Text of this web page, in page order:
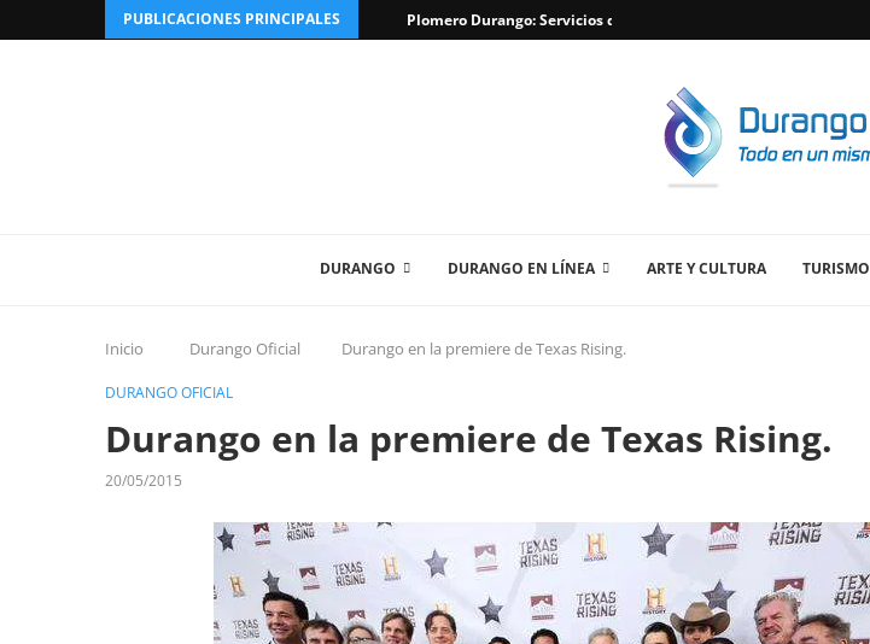
PUBLICACIONES PRINCIPALES Plomero Durango: Servicios de Plomería Confiables en Durango,...
DURANGO DURANGO EN LÍNEA ARTE Y CULTURA TURISMO
Inicio Durango Oficial Durango en la premiere de Texas Rising.
DURANGO OFICIAL
Durango en la premiere de Texas Rising.
20/05/2015